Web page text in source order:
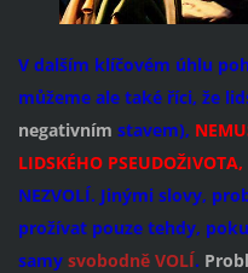
V dalším klíčovém úhlu
můžeme ale také říci, že
negativním stavem),
LIDSKÉHO PSEUDOŽIVOTA,
NEZVOLÍ. Jinými slovy,
prožívat pouze tehdy,
samy svobodně VOLÍ.